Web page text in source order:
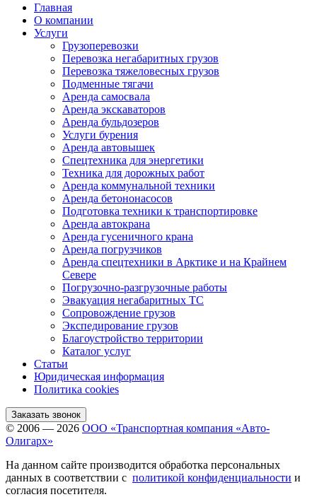
Главная
О компании
Услуги
Грузоперевозки
Перевозка негабаритных грузов
Перевозка тяжеловесных грузов
Подменные тягачи
Аренда самосвала
Аренда экскаваторов
Аренда бульдозеров
Услуги бурения
Аренда автовышек
Спецтехника для энергетики
Техника для дорожных работ
Аренда коммунальной техники
Аренда бетононасосов
Подготовка техники к транспортировке
Аренда автокрана
Аренда гусеничного крана
Аренда погрузчиков
Аренда спецтехники в Арктике и на Крайнем
Севере
Погрузочно-разгрузочные работы
Эвакуация негабаритных ТС
Сопровождение грузов
Экспедирование грузов
Благоустройство территории
Каталог услуг
Статьи
Юридическая информация
Политика cookies
Заказать звонок
© 2006 — 2026 ООО «Транспортная компания «Авто-
Олигарх»
На данном сайте производится обработка персональных
данных в соответствии с политикой конфиденциальности и
согласия посетителя.